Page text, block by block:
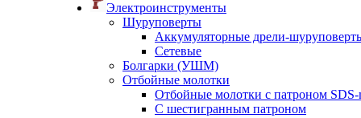
Электроинструменты
Шуруповерты
Аккумуляторные дрели-
Сетевые
Болгарки (УШМ)
Отбойные молотки
Отбойные молотки с патроном SDS-
С шестигранным патроном